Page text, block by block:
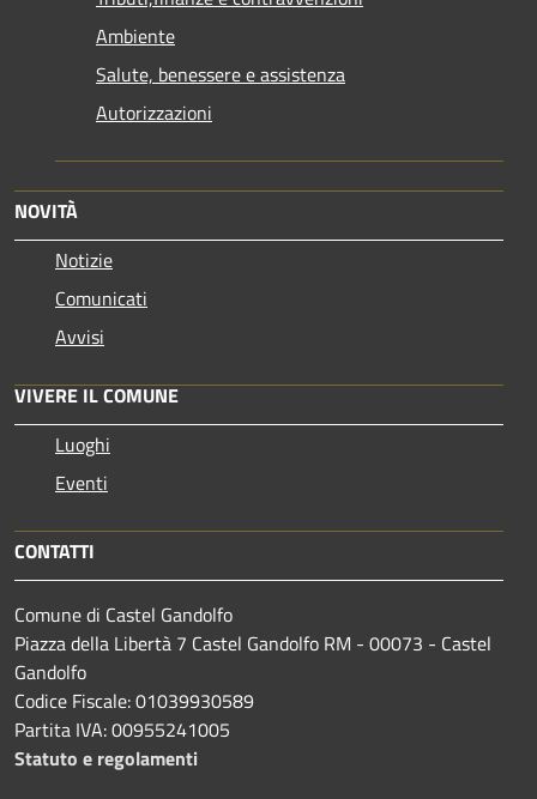
Ambiente
Salute, benessere e assistenza
Autorizzazioni
NOVITÀ
Notizie
Comunicati
Avvisi
VIVERE IL COMUNE
Luoghi
Eventi
CONTATTI
Comune di Castel Gandolfo
Piazza della Libertà 7 Castel Gandolfo RM - 00073 - Castel
Gandolfo
Codice Fiscale: 01039930589
Partita IVA: 00955241005
Statuto e regolamenti